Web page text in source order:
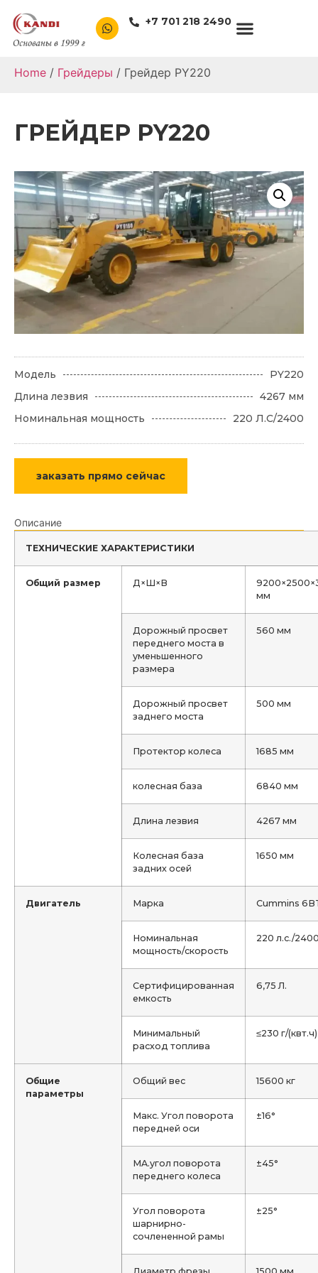
+7 701 218 2490
Home / Грейдеры / Грейдер PY220
ГРЕЙДЕР PY220
Модель
PY220
Длина лезвия
4267 мм
Номинальная мощность
220 Л.C/2400
заказать прямо сейчас
Описание
ТЕХНИЧЕСКИЕ ХАРАКТЕРИСТИКИ
Общий размер Д×Ш×В
мм
Дорожный просвет
переднего моста в
уменьшенного
размера
560 мм
Дорожный просвет
заднего моста
500 мм
Протектор колеса 1685 мм
колесная база 6840 мм
Длина лезвия 4267 мм
Колесная база
задних осей
1650 мм
Двигатель Марка Cummins
Номинальная
мощность/скорость
220 л.с./
Сертифицированная
емкость
6,75 Л.
Минимальный
расход топлива
≤230 г/(квт.ч)
Общие
параметры
Общий вес 15600 кг
Макс. Угол поворота
передней оси
±16°
MA.угол поворота
переднего колеса
±45°
Угол поворота
шарнирно-
сочлененной рамы
±25°